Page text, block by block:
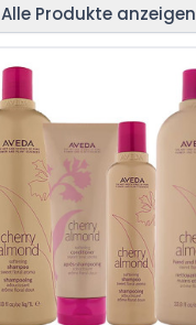
Alle Produkte anzeigen